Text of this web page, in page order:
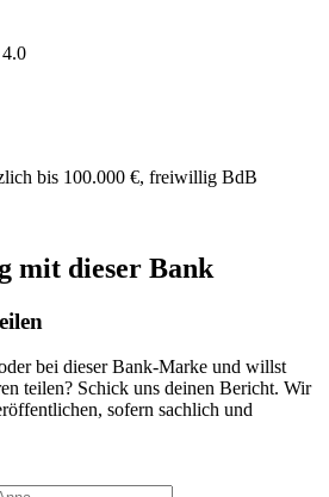
4.0
bis 100.000 €, freiwillig BdB
mit dieser Bank
bei dieser Bank-Marke und willst
teilen? Schick uns deinen Bericht. Wir
sofern sachlich und